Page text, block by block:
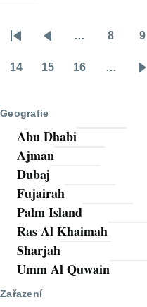
Pagination
First
page
Předchozí
stránka
… 8 9
14 15 16 …
Geografie
Abu Dhabi
Ajman
Dubaj
Fujairah
Palm Island
Ras Al Khaimah
Sharjah
Umm Al Quwain
Zařazení